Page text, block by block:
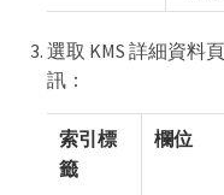
選取 KMS 詳細資料
訊：
索引標
籤
欄位